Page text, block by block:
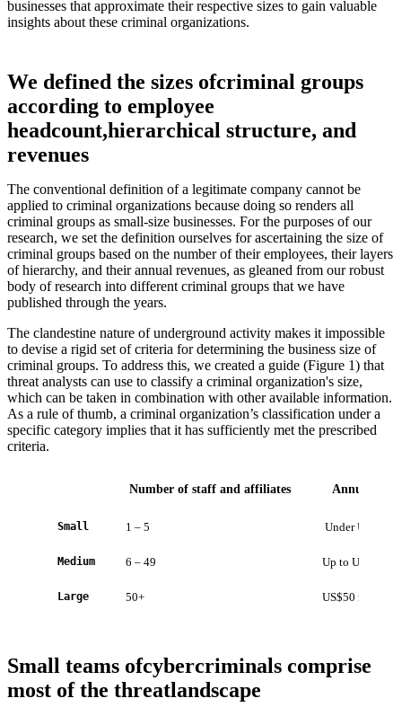
businesses that approximate their respective sizes to gain valuable
insights about these criminal organizations.
We defined the sizes ofcriminal groups
according to employee
headcount,hierarchical structure, and
revenues
The conventional definition of a legitimate company cannot be
applied to criminal organizations because doing so renders all
criminal groups as small-size businesses. For the purposes of our
research, we set the definition ourselves for ascertaining the size of
criminal groups based on the number of their employees, their layers
of hierarchy, and their annual revenues, as gleaned from our robust
body of research into different criminal groups that we have
published through the years.
The clandestine nature of underground activity makes it impossible
to devise a rigid set of criteria for determining the business size of
criminal groups. To address this, we created a guide (Figure 1) that
threat analysts can use to classify a criminal organization's size,
which can be taken in combination with other available information.
As a rule of thumb, a criminal organization’s classification under a
specific category implies that it has sufficiently met the prescribed
criteria.
Number of staff and affiliates Annual
Small 1 – 5 Under
Medium 6 – 49 Up to US$50
Large 50+ US$50 million+
Small teams ofcybercriminals comprise
most of the threatlandscape